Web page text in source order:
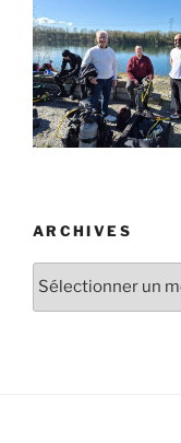
ARCHIVES
Archives